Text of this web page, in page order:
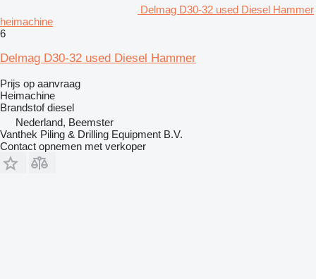
Delmag D30-32 used Diesel Hammer
heimachine
6
Delmag D30-32 used Diesel Hammer
Prijs op aanvraag
Heimachine
Brandstof diesel
Nederland, Beemster
Vanthek Piling & Drilling Equipment B.V.
Contact opnemen met verkoper